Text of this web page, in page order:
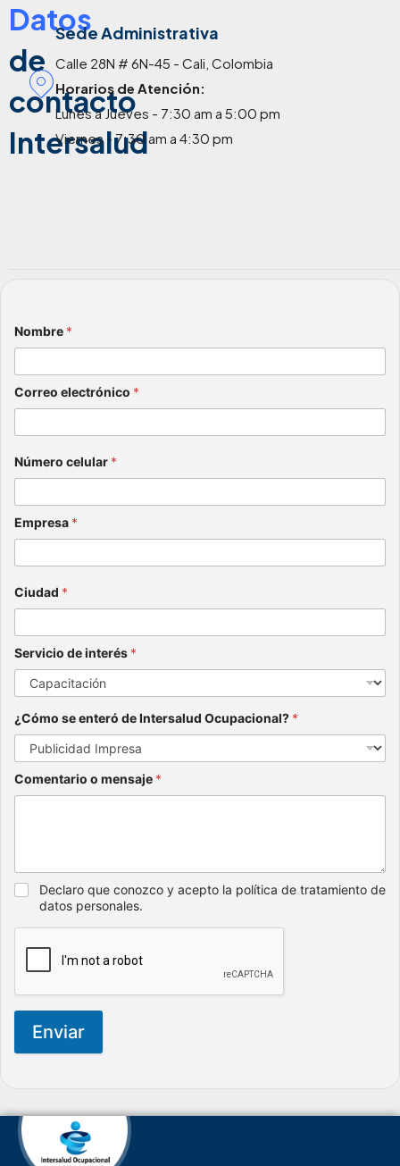
Datos
de
contacto
Intersalud
Sede Administrativa
Calle 28N # 6N-45 - Cali, Colombia
Horarios de Atención:
Lunes a Jueves - 7:30 am a 5:00 pm
Viernes - 7:30 am a 4:30 pm
Nombre *
Correo electrónico *
Número celular *
Empresa *
Ciudad *
Servicio de interés *
¿Cómo se enteró de Intersalud Ocupacional? *
Comentario o mensaje *
Declaro que conozco y acepto la política de tratamiento de
datos personales.
Enviar